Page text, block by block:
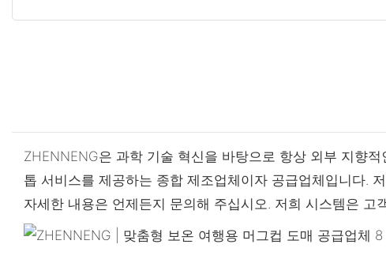
ZHENNENG은 과학 기술 혁신을 바탕으로 항상 외부 지향
톱 서비스를 제공하는 종합 제조업체이자 공급업체입니다.
자세한 내용은 언제든지 문의해 주십시오. 저희 시스템은